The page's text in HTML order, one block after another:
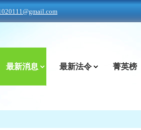
最新消息 最新法令 菁英榜